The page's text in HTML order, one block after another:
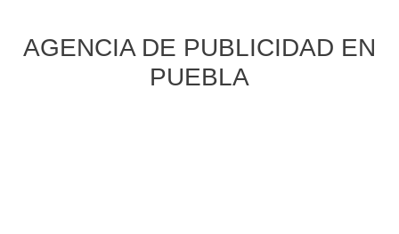
AGENCIA DE PUBLICIDAD EN
PUEBLA